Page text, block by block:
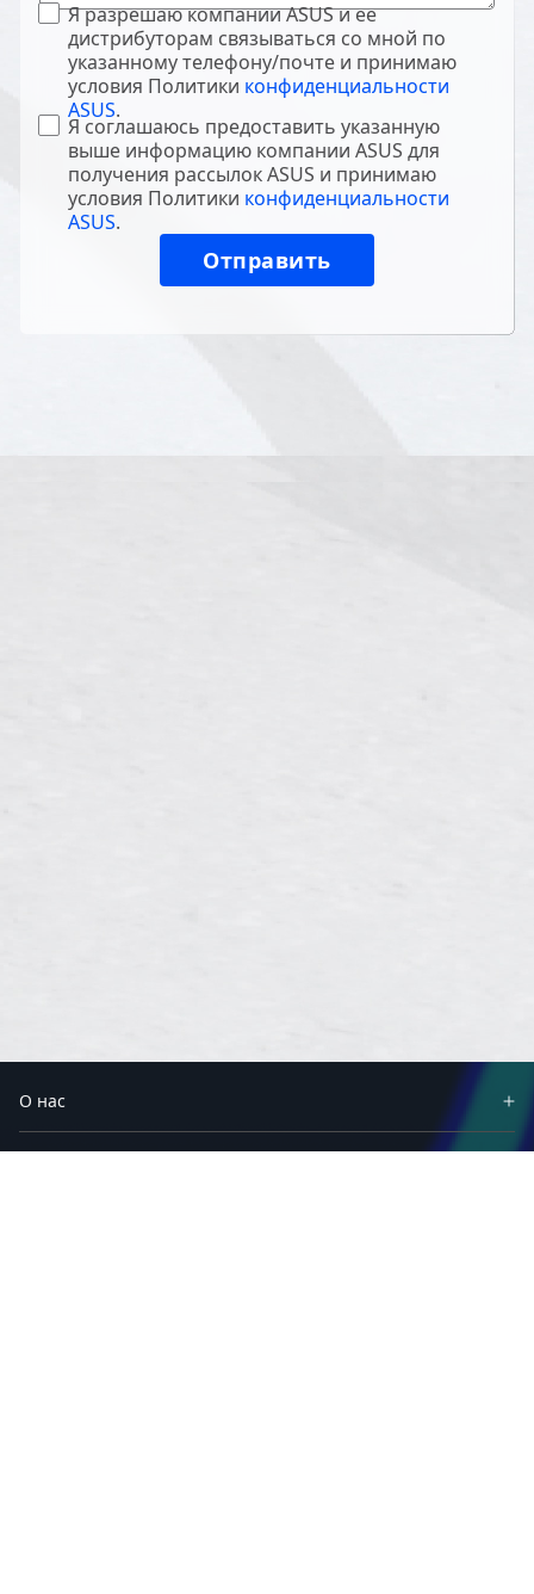
Я разрешаю компании ASUS и ее
дистрибуторам связываться со мной по
указанному телефону/почте и принимаю
условия Политики конфиденциальности
ASUS.
Я соглашаюсь предоставить указанную
выше информацию компании ASUS для
получения рассылок ASUS и принимаю
условия Политики конфиденциальности
ASUS.
О нас